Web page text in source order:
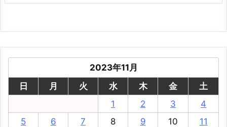
2023年11月
日
月 火 水 木 金
土
1
2 3
4
5
6 7 8 9 10
11